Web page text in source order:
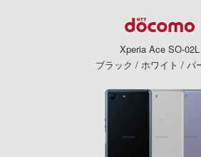
Xperia Ace SO-02L
ブラック / ホワイト / パ